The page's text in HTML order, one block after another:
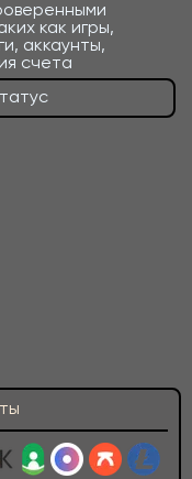
как игры,
аккаунты,
счета